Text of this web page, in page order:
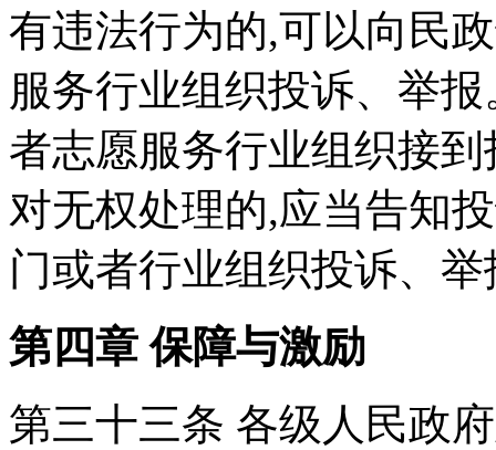
有违法行为的,可以向民
服务行业组织投诉、举
者志愿服务行业组织接
对无权处理的,应当告知
门或者行业组织投诉、举
第四章 保障与激励
第三十三条 各级人民政